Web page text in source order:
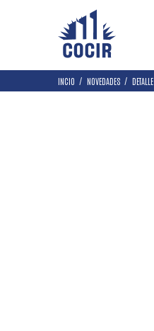
INCIO NOVEDADES DETALLE